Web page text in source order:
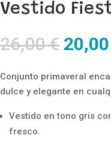
Vestido
26,00€ El
precio
era:
26,00
20,00
Conjunto primaveral
dulce y elegante en
Vestido en tono gris
fresco.